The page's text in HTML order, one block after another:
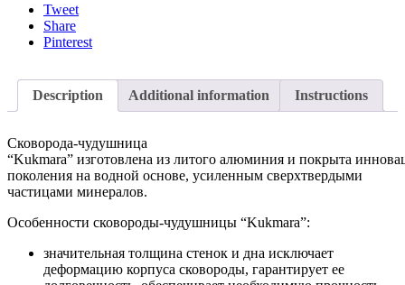
Tweet
Share
Pinterest
Description Additional information Instructions
Сковорода-чудушница
“Kukmara” изготовлена из литого алюминия и покрыта
поколения на водной основе, усиленным сверхтвердыми
частицами минералов.
Особенности сковороды-чудушницы “Kukmara”:
значительная толщина стенок и дна исключает
деформацию корпуса сковороды, гарантирует ее